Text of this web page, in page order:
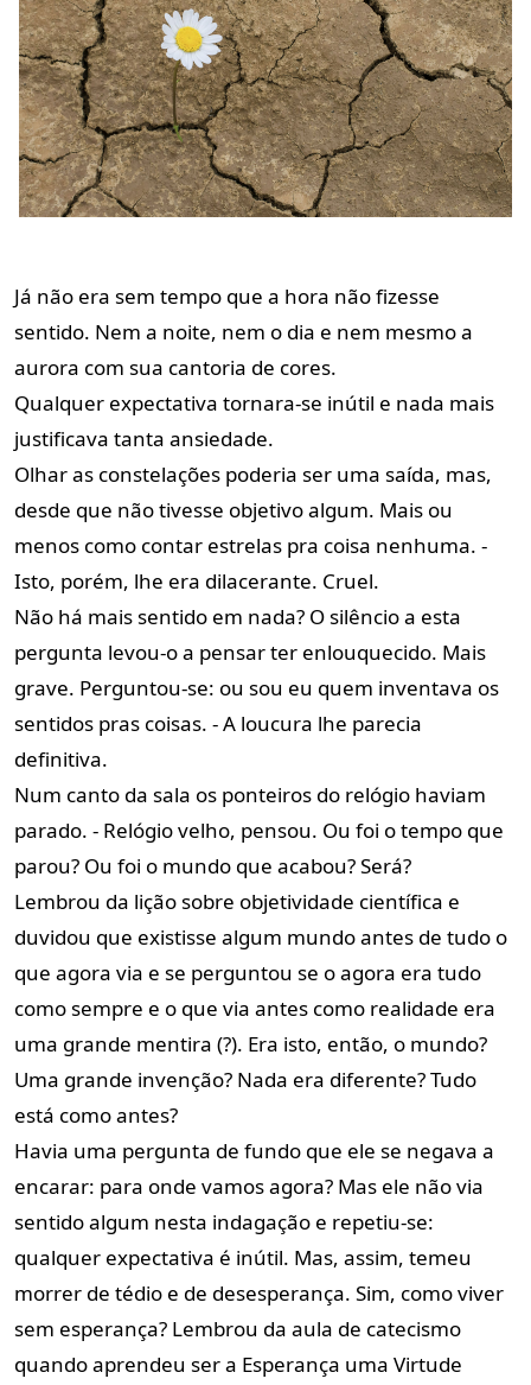
Já não era sem tempo que a hora não fizesse
sentido. Nem a noite, nem o dia e nem mesmo a
aurora com sua cantoria de cores.
Qualquer expectativa tornara-se inútil e nada mais
justificava tanta ansiedade.
Olhar as constelações poderia ser uma saída, mas,
desde que não tivesse objetivo algum. Mais ou
menos como contar estrelas pra coisa nenhuma. -
Isto, porém, lhe era dilacerante. Cruel.
Não há mais sentido em nada? O silêncio a esta
pergunta levou-o a pensar ter enlouquecido. Mais
grave. Perguntou-se: ou sou eu quem inventava os
sentidos pras coisas. - A loucura lhe parecia
definitiva.
Num canto da sala os ponteiros do relógio haviam
parado. - Relógio velho, pensou. Ou foi o tempo que
parou? Ou foi o mundo que acabou? Será?
Lembrou da lição sobre objetividade científica e
duvidou que existisse algum mundo antes de tudo o
que agora via e se perguntou se o agora era tudo
como sempre e o que via antes como realidade era
uma grande mentira (?). Era isto, então, o mundo?
Uma grande invenção? Nada era diferente? Tudo
está como antes?
Havia uma pergunta de fundo que ele se negava a
encarar: para onde vamos agora? Mas ele não via
sentido algum nesta indagação e repetiu-se:
qualquer expectativa é inútil. Mas, assim, temeu
morrer de tédio e de desesperança. Sim, como viver
sem esperança? Lembrou da aula de catecismo
quando aprendeu ser a Esperança uma Virtude